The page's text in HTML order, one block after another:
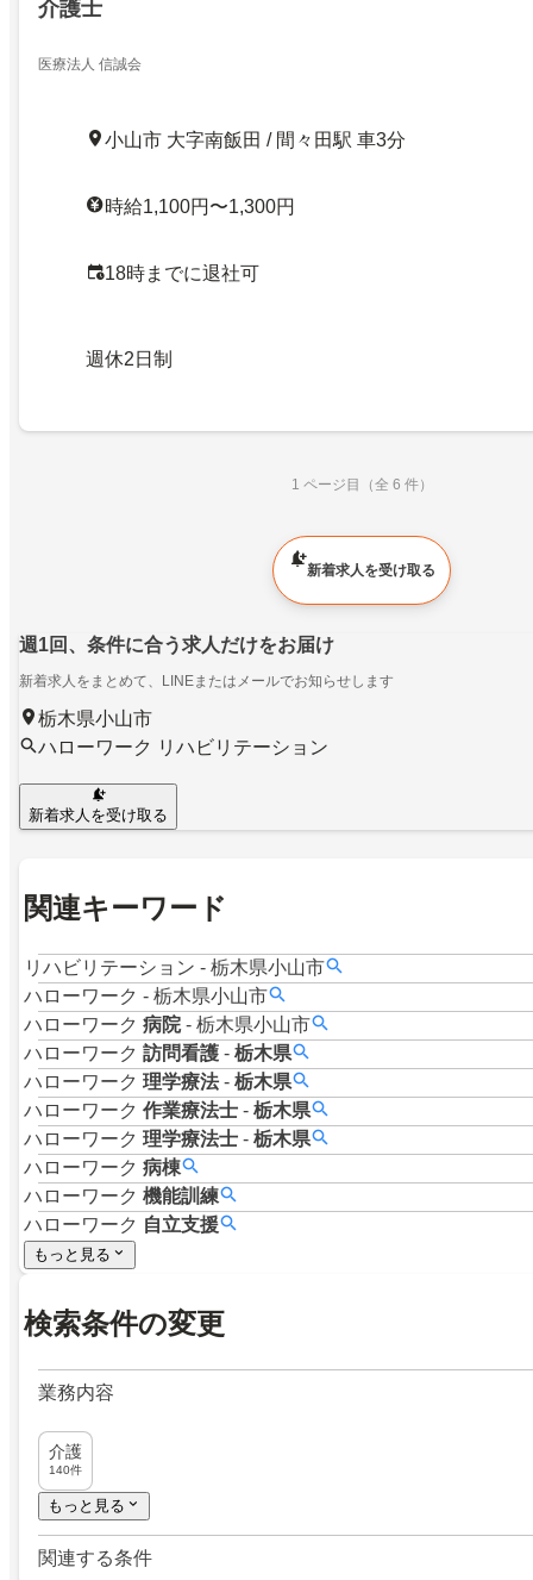
介護士
医療法人 信誠会
小山市 大字南飯田 / 間々田駅 車3分
時給1,100円〜1,300円
18時までに退社可
週休2日制
1 ページ目（全 6 件）
新着求人を受け取る
週1回、条件に合う求人だけをお届け
新着求人をまとめて、LINEまたはメールでお知らせします
栃木県小山市
ハローワーク リハビリテーション
新着求人を受け取る
関連キーワード
リハビリテーション - 栃木県小山市
ハローワーク - 栃木県小山市
ハローワーク 病院 - 栃木県小山市
ハローワーク 訪問看護 - 栃木県
ハローワーク 理学療法 - 栃木県
ハローワーク 作業療法士 - 栃木県
ハローワーク 理学療法士 - 栃木県
ハローワーク 病棟
ハローワーク 機能訓練
ハローワーク 自立支援
もっと見る
検索条件の変更
業務内容
介護
140件
もっと見る
関連する条件